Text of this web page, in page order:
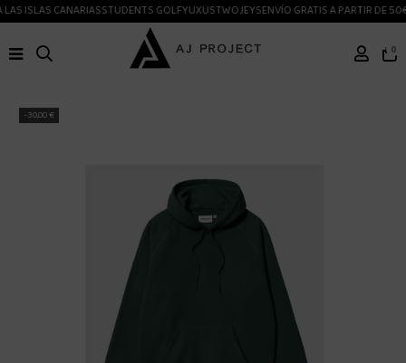
ISLAS CANARIASSTUDENTS GOLFYUXUSTWOJEYSENVÍO GRATIS A PARTIR DE 50€
0
-30,00 €